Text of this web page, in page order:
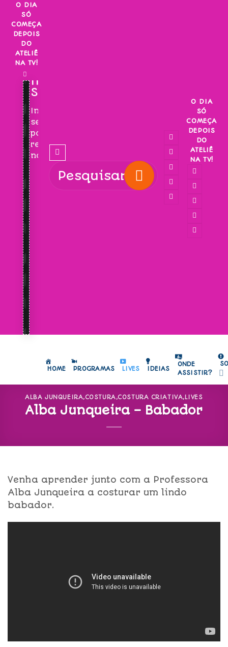
Skip
content
O DIA
SÓ
COMEÇA
DEPOIS
DO
ATELIÊ
NA TV!
INSCREVA-
SE!
Inscreva-
se
para
receber
novidades!
O DIA
SÓ
COMEÇA
DEPOIS
DO
ATELIÊ
NA TV!
HOME PROGRAMAS LIVES IDEIAS
ONDE
ASSISTIR?
ALBA JUNQUEIRA,COSTURA,COSTURA CRIATIVA, LIVES
Alba Junqueira – Babador
Venha aprender junto com a Professora
Alba Junqueira a costurar um lindo
babador.